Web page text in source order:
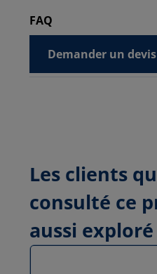
FAQ
Demander un
Les clients
consulté ce
aussi